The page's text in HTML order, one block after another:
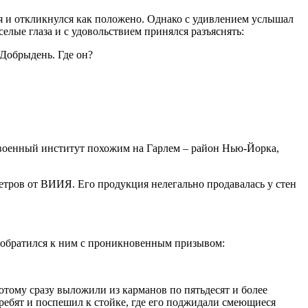
и откликнулся как положено. Однако с удивлением услышал
глаза и с удовольствием принялся разъяснять:
Где он?
институт похожим на Гарлем – район Нью-Йорка,
от ВИИЯ. Его продукция нелегально продавалась у стен
к ним с проникновенным призывом:
сразу выложили из карманов по пятьдесят и более
и поспешил к стойке, где его поджидали смеющиеся